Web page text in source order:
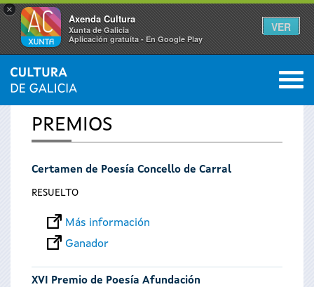
×
Axenda Cultura
Xunta de Galicia
Aplicación gratuíta - En Google Play
VER
Se
encuentra
usted
INICIO 0
PREMIOS
Certamen de Poesía Concello de Carral
RESUELTO
Más información
Ganador
XVI Premio de Poesía Afundación